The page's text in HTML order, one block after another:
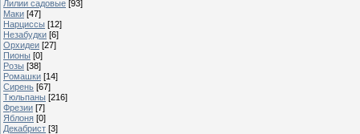
Лилии садовые [93]
Маки [47]
Нарциссы [12]
Незабудки [6]
Орхидеи [27]
Пионы [0]
Розы [38]
Ромашки [14]
Сирень [67]
Тюльпаны [216]
Фрезии [7]
Яблоня [0]
Декабрист [3]